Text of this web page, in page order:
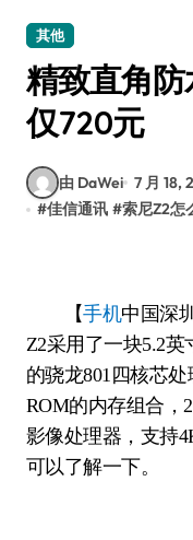
其他
精致直角
仅720元
由 DaWei 7 月 18,
#佳信通讯 #索尼Z2怎
【手机中国深
Z2采用了一块5.2英
的骁龙801四核芯
ROM的内存组合，
影像处理器，支持
可以了解一下。